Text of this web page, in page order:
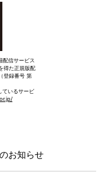
配信サービス
得た正規版配
登録番号 第
ているサービ
お知らせ